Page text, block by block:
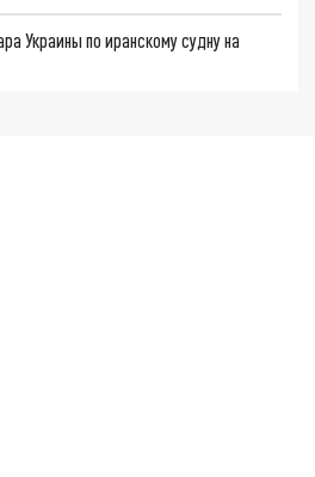
Украины по иранскому судну на